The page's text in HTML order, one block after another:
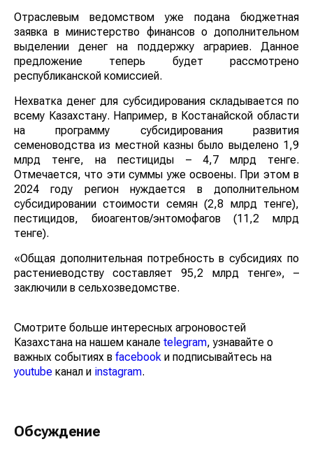
Отраслевым ведомством уже подана бюджетная
заявка в министерство финансов о дополнительном
выделении денег на поддержку аграриев. Данное
предложение теперь будет рассмотрено
республиканской комиссией.
Нехватка денег для субсидирования складывается по
всему Казахстану. Например, в Костанайской области
на программу субсидирования развития
семеноводства из местной казны было выделено 1,9
млрд тенге, на пестициды – 4,7 млрд тенге.
Отмечается, что эти суммы уже освоены. При этом в
2024 году регион нуждается в дополнительном
субсидировании стоимости семян (2,8 млрд тенге),
пестицидов, биоагентов/энтомофагов (11,2 млрд
тенге).
«Общая дополнительная потребность в субсидиях по
растениеводству составляет 95,2 млрд тенге», –
заключили в сельхозведомстве.
Смотрите больше интересных агроновостей
Казахстана на нашем канале telegram, узнавайте о
важных событиях в facebook и подписывайтесь на
youtube канал и instagram.
Обсуждение